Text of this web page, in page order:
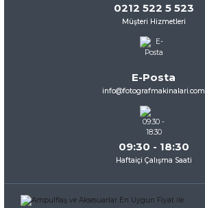
0212 522 5 523
Müşteri Hizmetleri
E-Posta
info@fotografmakinalari.com
09:30 - 18:30
Haftaiçi Çalışma Saati